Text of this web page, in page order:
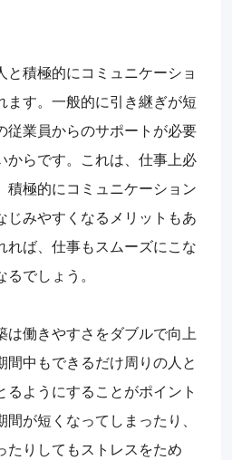
と積極的にコミュニケーショ
ます。一般的に引き継ぎが短
従業員からのサポートが必要
からです。これは、仕事上必
積極的にコミュニケーション
じみやすくなるメリットもあ
れば、仕事もスムーズにこな
でしょう。
は働きやすさをダブルで向上
間中もできるだけ周りの人と
るようにすることがポイント
が短くなってしまったり、
たりしてもストレスをため